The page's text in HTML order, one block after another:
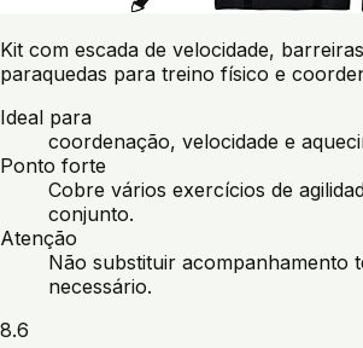
Kit com escada de velocidade,
paraquedas para treino físico e
Ideal para
coordenação, velocidade e
Ponto forte
Cobre vários exercícios de
conjunto.
Atenção
Não substituir acompanhamento
necessário.
8.6